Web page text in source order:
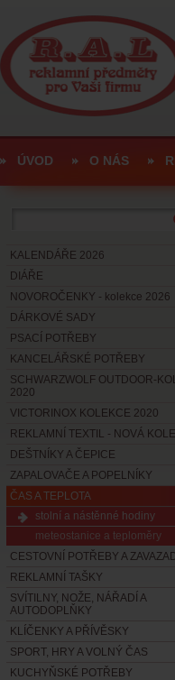
ÚVOD O NÁS
KALENDÁŘE 2026
DIÁŘE
NOVOROČENKY - kolekce 2026
DÁRKOVÉ SADY
PSACÍ POTŘEBY
KANCELÁŘSKÉ POTŘEBY
SCHWARZWOLF OUTDOOR-
2020
VICTORINOX KOLEKCE 2020
REKLAMNÍ TEXTIL - NOVÁ
DEŠTNÍKY A ČEPICE
ZAPALOVAČE A POPELNÍKY
ČAS A TEPLOTA
stolní a nástěnné hodiny
meteostanice a teploměry
CESTOVNÍ POTŘEBY A
REKLAMNÍ TAŠKY
SVÍTILNY, NOŽE, NÁŘADÍ A
AUTODOPLŇKY
KLÍČENKY A PŘÍVĚSKY
SPORT, HRY A VOLNÝ ČAS
KUCHYŇSKÉ POTŘEBY